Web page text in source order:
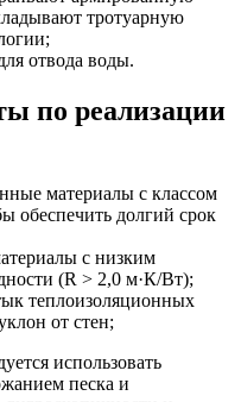
тротуарную
отвода воды.
по реализации
материалы с классом
обеспечить долгий срок
с низким
(R > 2,0 м·К/Вт);
теплоизоляционных
от стен;
использовать
песка и